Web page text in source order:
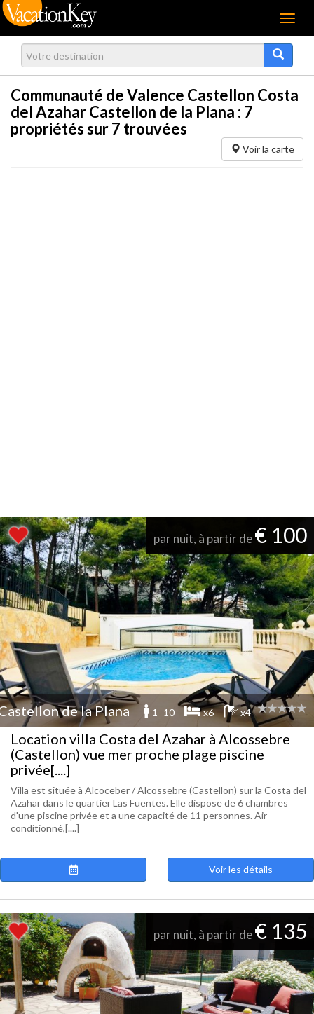
Menu
Communauté de Valence Castellon Costa
del Azahar Castellon de la Plana : 7
propriétés sur 7 trouvées
Voir la carte
par nuit, à partir de€ 100
de la Plana 1 -10 x6 x4
Location villa Costa del Azahar à Alcossebre
(Castellon) vue mer proche plage piscine
privée[....]
Villa est située à Alcoceber / Alcossebre (Castellon) sur la Costa del
Azahar dans le quartier Las Fuentes. Elle dispose de 6 chambres
d'une piscine privée et a une capacité de 11 personnes. Air
conditionné,[....]
Voir les détails
par nuit, à partir de€ 135